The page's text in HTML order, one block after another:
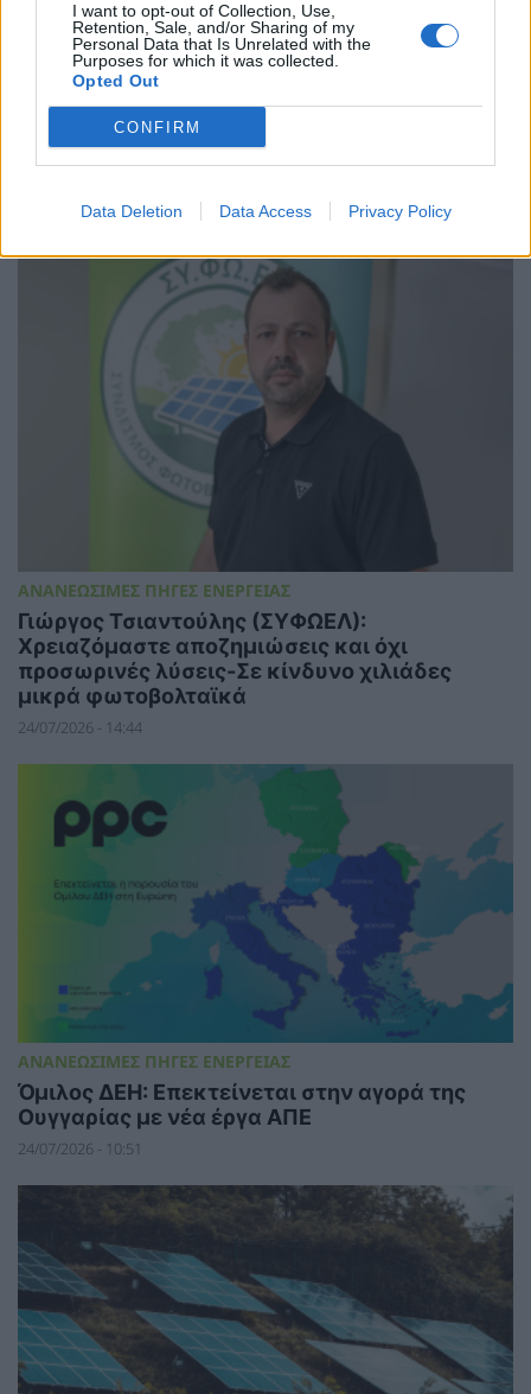
I want to opt-out of Collection, Use,
Retention, Sale, and/or Sharing of my
Personal Data that Is Unrelated with the
Purposes for which it was collected.
Opted Out
CONFIRM
Data Deletion Data Access Privacy Policy
ΑΝΑΝΕΩΣΙΜΕΣ ΠΗΓΕΣ ΕΝΕΡΓΕΙΑΣ
Στην Κομισιόν προσέφυγε ο ΣΥΦΩΕΛ για
περικοπές και αρνητικές τιμές στα
φωτοβολταϊκά και τις στρεβλώσεις στην
αγορά ηλεκτρικής ενέργειας
31/07/2026 - 14:50
ΑΝΑΝΕΩΣΙΜΕΣ ΠΗΓΕΣ ΕΝΕΡΓΕΙΑΣ
Γιώργος Τσιαντούλης (ΣΥΦΩΕΛ):
Χρειαζόμαστε αποζημιώσεις και όχι
προσωρινές λύσεις-Σε κίνδυνο χιλιάδες
μικρά φωτοβολταϊκά
24/07/2026 - 14:44
ΑΝΑΝΕΩΣΙΜΕΣ ΠΗΓΕΣ ΕΝΕΡΓΕΙΑΣ
Όμιλος ΔΕΗ: Επεκτείνεται στην αγορά της
Ουγγαρίας με νέα έργα ΑΠΕ
24/07/2026 - 10:51